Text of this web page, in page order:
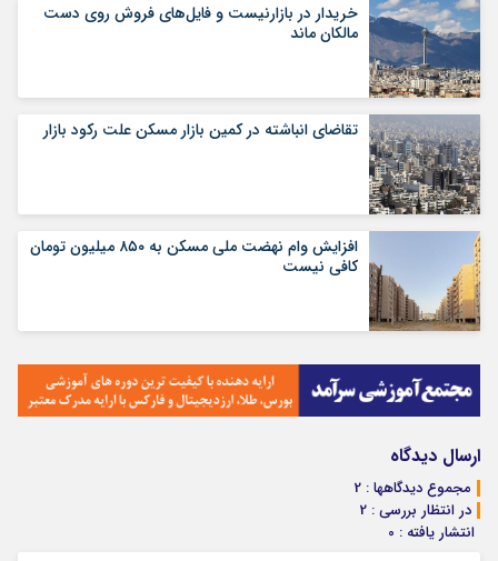
خریدار در بازارنیست و فایل‌های فروش روی دست
مالکان ماند
تقاضای انباشته در کمین بازار مسکن علت رکود بازار
افزایش وام نهضت ملی مسکن به ۸۵۰ میلیون تومان
کافی نیست
ارسال دیدگاه
مجموع دیدگاهها : 2
در انتظار بررسی : 2
انتشار یافته : 0